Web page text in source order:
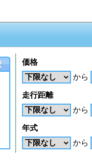
価格
から
走行距離
から
年式
から